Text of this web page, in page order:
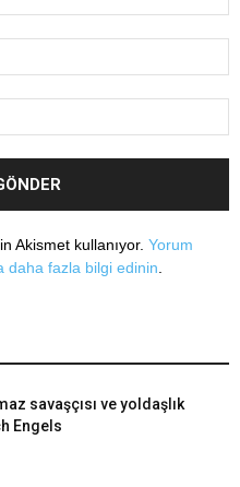
Akismet kullanıyor. Yorum
daha fazla bilgi edinin
savaşçısı ve yoldaşlık
Engels